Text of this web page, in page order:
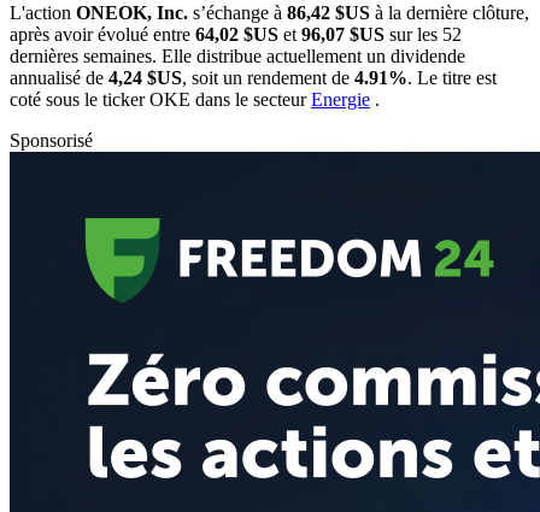
L'action ONEOK, Inc. s’échange à 86,42 $US à la dernière clôture,
après avoir évolué entre 64,02 $US et 96,07 $US sur les 52
dernières semaines. Elle distribue actuellement un dividende
annualisé de 4,24 $US, soit un rendement de 4.91%. Le titre est
coté sous le tickerOKE dans le secteurEnergie .
Sponsorisé